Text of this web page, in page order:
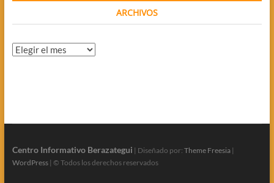
ARCHIVOS
Archivos
Centro Informativo Berazategui | Diseñado por: Theme Freesia|
WordPress| © Todos los derechos reservados